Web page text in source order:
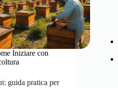
Iniziare con
guida pratica per